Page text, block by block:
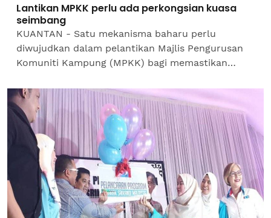
Lantikan MPKK perlu ada perkongsian kuasa
seimbang
KUANTAN - Satu mekanisma baharu perlu
diwujudkan dalam pelantikan Majlis Pengurusan
Komuniti Kampung (MPKK) bagi memastikan
ditadbir pembangkang dengan...